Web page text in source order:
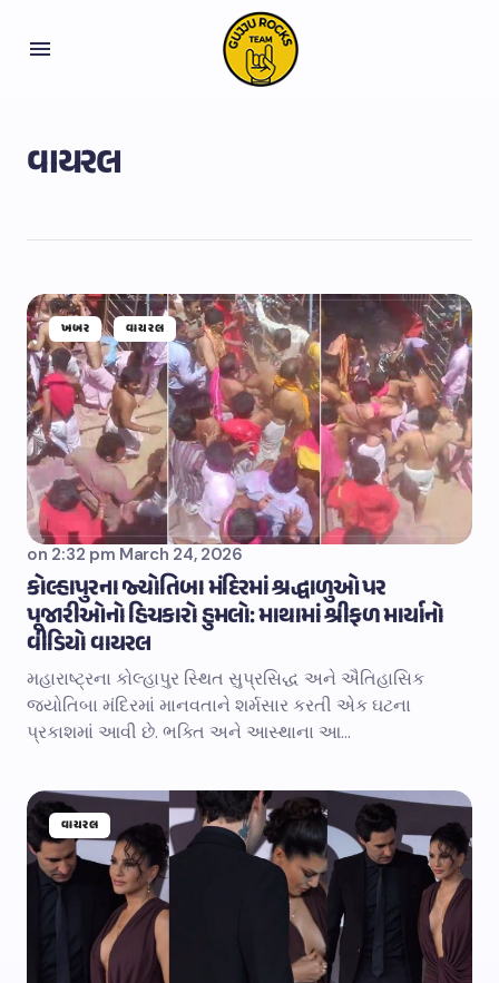
વાયરલ
ખબર વાયરલ
on 2:32 pm March 24, 2026
કોલ્હાપુરના જ્યોતિબા મંદિરમાં શ્રદ્ધાળુઓ પર
પૂજારીઓનો હિચકારો હુમલો: માથામાં શ્રીફળ માર્યાનો
વીડિયો વાયરલ
મહારાષ્ટ્રના કોલ્હાપુર સ્થિત સુપ્રસિદ્ધ અને ઐતિહાસિક
જ્યોતિબા મંદિરમાં માનવતાને શર્મસાર કરતી એક ઘટના
પ્રકાશમાં આવી છે. ભક્તિ અને આસ્થાના આ…
વાયરલ